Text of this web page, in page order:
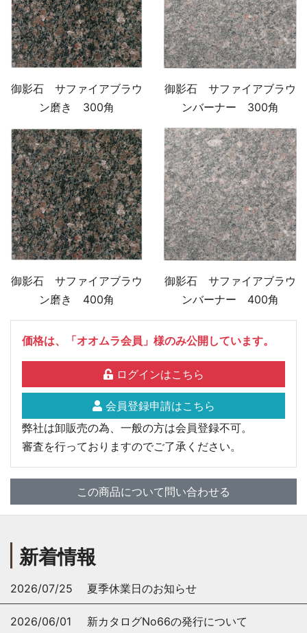
御影石 サファイアブラウ
ン磨き 300角
御影石 サファイアブラウ
ンバーナー 300角
御影石 サファイアブラウ
ン磨き 400角
御影石 サファイアブラウ
ンバーナー 400角
価格は、「オオムラ会員」様のみ公開しています。
ログインはこちら
会員登録申請はこちら
弊社は卸販売の為、一般の方は会員登録不可。
審査を行っておりますのでご了承ください。
この商品について問い合わせる
新着情報
2026/07/25 夏季休業日のお知らせ
2026/06/01 新カタログNo66の発行について